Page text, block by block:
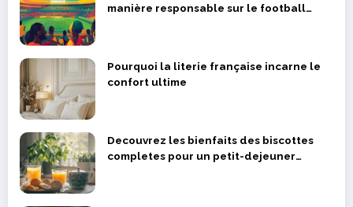
manière responsable sur le football
Pourquoi la literie française incarne le
confort ultime
Decouvrez les bienfaits des biscottes
completes pour un petit-dejeuner